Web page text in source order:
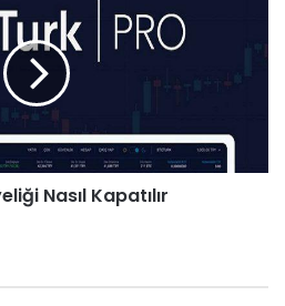
Nasıl Kapatılır